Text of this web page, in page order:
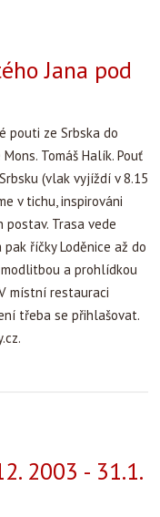
Jana pod
pouti ze Srbska do
Tomáš Halík. Pouť
(vlak vyjíždí v 8.15
v tichu, inspirováni
Trasa vede
říčky Loděnice až do
a prohlídkou
místní restauraci
třeba se přihlašovat.
2003 - 31.1.